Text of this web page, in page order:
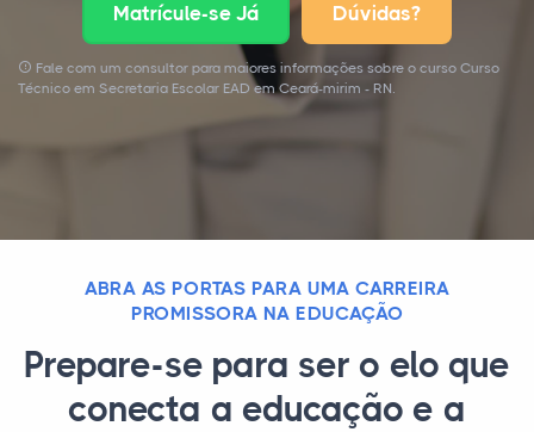
Matrícule-se Já Dúvidas?
Fale com um consultor para maiores informações sobre o curso Curso
Técnico em Secretaria Escolar EAD em Ceará-mirim - RN.
ABRA AS PORTAS PARA UMA CARREIRA
PROMISSORA NA EDUCAÇÃO
Prepare-se para ser o elo que
conecta a educação e a